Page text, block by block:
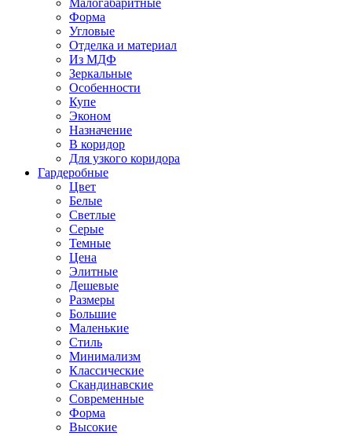
Малогабаритные
Форма
Угловые
Отделка и материал
Из МДФ
Зеркальные
Особенности
Купе
Эконом
Назначение
В коридор
Для узкого коридора
Гардеробные
Цвет
Белые
Светлые
Серые
Темные
Цена
Элитные
Дешевые
Размеры
Большие
Маленькие
Стиль
Минимализм
Классические
Скандинавские
Современные
Форма
Высокие